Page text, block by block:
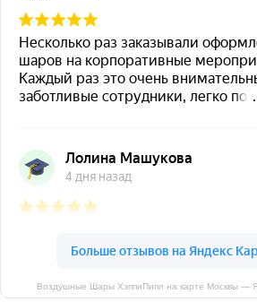
Воздушные Шары ХэппиПипл на карте Москвы —